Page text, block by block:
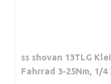
ss shovan 13TLG
Fahrrad 3-25Nm, 1/